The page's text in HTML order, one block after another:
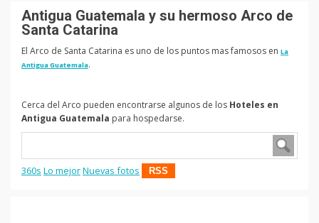
Antigua Guatemala y su hermoso Arco de
Santa Catarina
El Arco de Santa Catarina es uno de los puntos mas famosos en La
Antigua Guatemala.
Cerca del Arco pueden encontrarse algunos de los Hoteles en
Antigua Guatemala para hospedarse.
360s Lo mejorNuevas fotos RSS